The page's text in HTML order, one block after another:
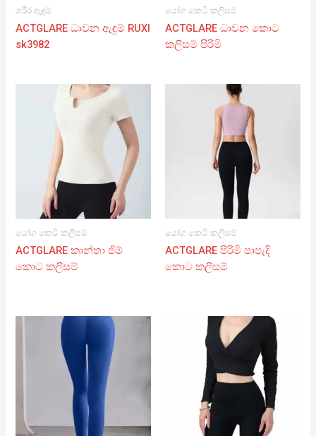
ශරීර ඇඳුම්
ACTGLARE ධාවන ඇඳුම් RUXI
sk3982
යෝග කෙටි කලිසම්
ACTGLARE ධාවන කොට
කලිසම් පිරිමි
යෝග කෙටි කලිසම්
ACTGLARE කාන්තා ජිම්
කොට කලිසම්
යෝග කෙටි කලිසම්
ACTGLARE පිරිමි පාපැදි
කොට කලිසම්